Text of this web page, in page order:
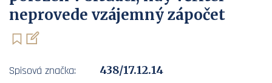
neprovede vzájemný zápočet
Spisová značka:
438/17.12.14